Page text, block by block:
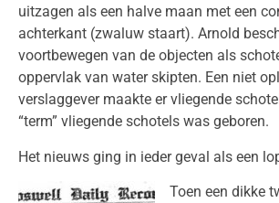
uitzagen als een halve maan met een
achterkant (zwaluw staart). Arnold
voortbewegen van de objecten als
oppervlak van water skipten. Een niet
verslaggever maakte er vliegende
“term” vliegende schotels was geboren.
Het nieuws ging in ieder geval als een
Toen een dikke